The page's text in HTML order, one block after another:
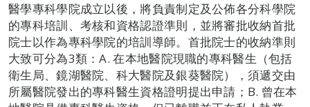
醫學專科學院成立以後，將負責制定及公佈各分科學院
的專科培訓、考核和資格認證準則，並將審批收納首批
院士以作為專科學院的培訓導師。首批院士的收納準則
大致可分為3類：A. 在本地醫院現職的專科醫生（包括
衛生局、鏡湖醫院、科大醫院及銀葵醫院），須遞交由
所屬醫院發出的專科醫生資格證明提出申請；B. 曾在本